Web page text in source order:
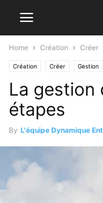
Home Création Créer
Création Créer Gestion
La gestion
étapes
By L'équipe Dynamique